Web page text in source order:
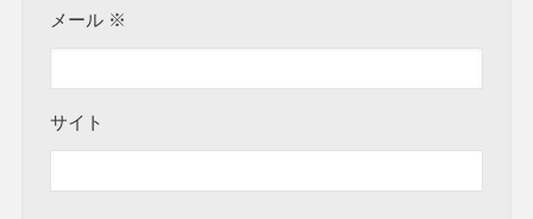
メール ※
サイト